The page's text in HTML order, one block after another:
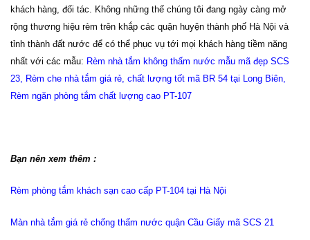
khách hàng, đối tác. Không những thế chúng tôi đang ngày càng mở
rộng thương hiệu rèm trên khắp các quận huyện thành phố Hà Nội và
tỉnh thành đất nước để có thể phục vụ tới mọi khách hàng tiềm năng
nhất với các mẫu: Rèm nhà tắm không thấm nước mẫu mã đẹp SCS
23
Rèm che nhà tắm giá rẻ, chất lượng tốt mã BR 54 tại Long Biên
Rèm ngăn phòng tắm chất lượng cao PT-107
Bạn nên xem thêm :
Rèm phòng tắm khách sạn cao cấp PT-104 tại Hà Nội
Màn nhà tắm giá rẻ chống thấm nước quận Cầu Giấy mã SCS 21